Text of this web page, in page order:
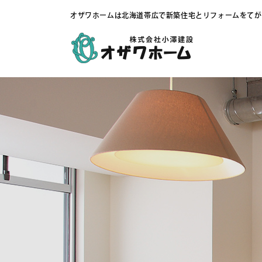
オザワホームは北海道帯広で新築住宅とリフォームをて